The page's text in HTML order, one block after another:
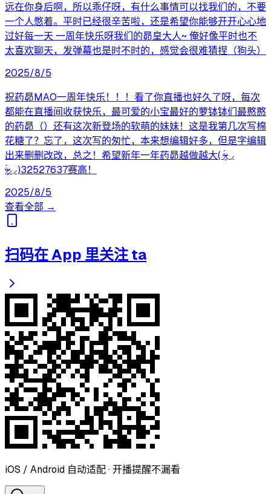
远在你身后啊，所以乖仔呀，有什么事情可以找我们的，不要
一个人憋着。平时已经很辛苦啦，还是希望你能够开开心心地
过好每一天 一周年快乐呀我们的昴皇大人~ 俺好像平时也不
太喜欢聊天，发弹幕也是时不时的，感觉会很难猜捏（狗头）
2025/8/5
祝药昴MAO一周年快乐！！！看了你直播也好久了呀，每次
都能在直播间收获快乐，最可爱的小宝最好的萝钵钵们最憨憨
的药昴（）还有这次新登场的软萌的妹妹！这是我第几次写棉
花糖了？忘了，这次写的匆忙，本来想编辑好多，但是字编辑
出来删删改改，总之！希望新年一年药昴越做越大( ᵒ̴̶̷̥́◡
ᵒ̴̶̷̣̥̀⸝⸝)32527637赛高！
2025/8/5
查看全部 →
扫码在 App 里关注 ta
iOS / Android 自动适配 · 开播提醒不漏看